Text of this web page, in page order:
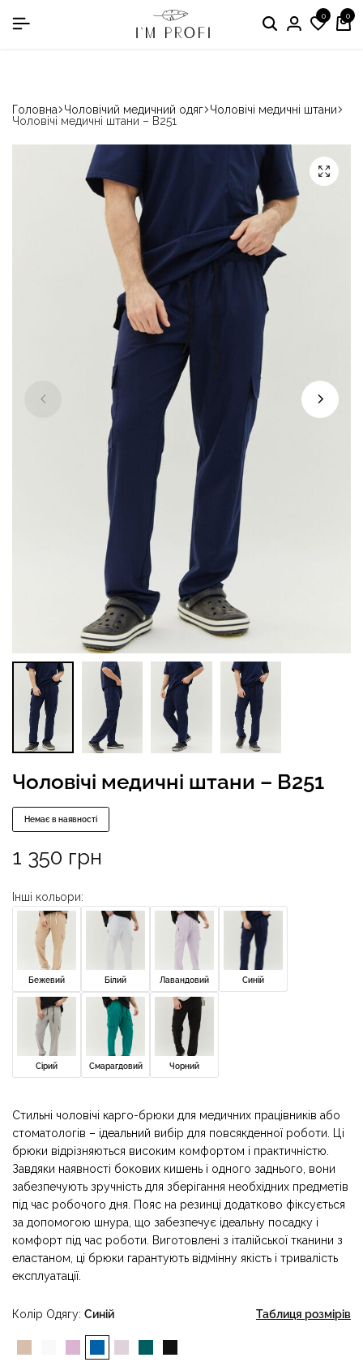
в номінації «Кращій виробник медичного одягу» 0 0
Головна Чоловічий медичний одяг Чоловічі медичні штани
Чоловічі медичні штани – B251
Чоловічі медичні штани – B251
Немає в наявності
1 350 грн
Інші кольори:
Бежевий Білий Лавандовий Синій
Сірий Смарагдовий Чорний
Стильні чоловічі карго-брюки для медичних працівників або
стоматологів – ідеальний вибір для повсякденної роботи. Ці
брюки відрізняються високим комфортом і практичністю.
Завдяки наявності бокових кишень і одного заднього, вони
забезпечують зручність для зберігання необхідних предметів
під час робочого дня. Пояс на резинці додатково фіксується
за допомогою шнура, що забезпечує ідеальну посадку і
комфорт під час роботи. Виготовлені з італійської тканини з
еластаном, ці брюки гарантують відмінну якість і тривалість
експлуатації.
Колір Одягу Синій Таблиця розмірів